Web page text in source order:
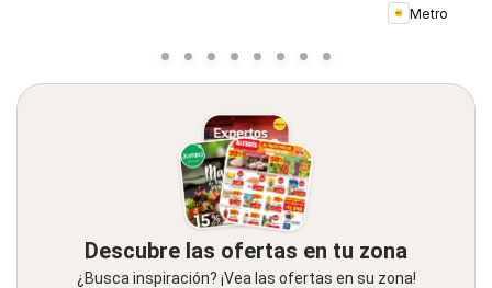
Metro
Descubre las ofertas en tu zona
¿Busca inspiración? ¡Vea las ofertas en su zona!